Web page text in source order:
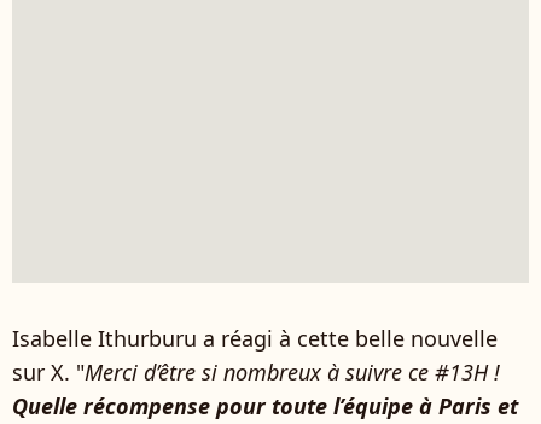
Isabelle Ithurburu a réagi à cette belle nouvelle
sur X. "Merci d’être si nombreux à suivre ce #13H !
Quelle récompense pour toute l’équipe à Paris et